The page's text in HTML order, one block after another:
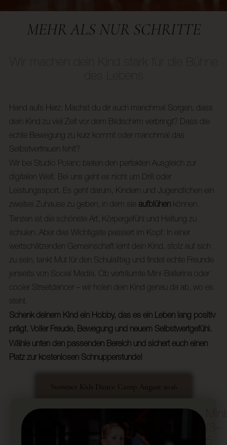
MEHR ALS NUR SCHRITTE
Wir machen dein Kind stark für die Bühne
des Lebens
Hand aufs Herz: Machst du dir auch manchmal Sorgen, dass
dein Kind zu viel Zeit vor dem Bildschirm verbringt? Dass die
echte Bewegung zu kurz kommt oder manchmal das
Selbstvertrauen fehlt?
Wir bei Studio Polanc bieten den perfekten Ausgleich zur
digitalen Welt. Bei uns geht es nicht um Drill oder
Leistungssport. Es geht darum, Kindern und Jugendlichen ein
zweites Zuhause zu geben, in dem sie aufblühen können.
Tanzen ist die schönste Art, Körpergefühl und Haltung zu
schulen. Aber das Wichtigste passiert im Kopf: In einer
wertschätzenden Gemeinschaft lernt dein Kind, stolz auf sich
zu sein, tankt Mut für den Schulalltag und findet echte Freunde
jenseits von Social Media. Ob verträumte Mini-Ballerina oder
cooler Streetdancer – wir holen dein Kind genau da ab, wo es
steht.
Schenk deinem Kind ein Hobby, das es ein Leben lang positiv
prägt. Voller Freude, Bewegung und neuem Selbstwertgefühl.
Wähle unten den passenden Bereich und sichert euch einen
Platz zur kostenlosen Schnupperstunde!
Summer Kids Dance Camp August 2026
(3–